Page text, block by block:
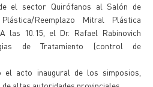
el sector Quirófanos al Salón de
Reemplazo Mitral Plástica
las 10.15, el Dr. Rafael Rabinovich
de Tratamiento (control de
acto inaugural de los simposios,